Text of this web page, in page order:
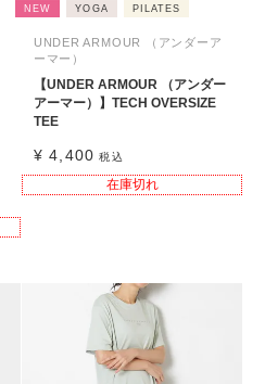
NEW YOGA PILATES
UNDER ARMOUR （アンダーア
ーマー）
【UNDER ARMOUR （アンダー
アーマー）】TECH OVERSIZE
TEE
¥ 4,400 税込
在庫切れ